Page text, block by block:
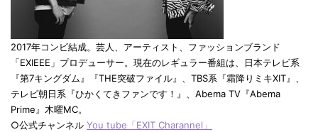
2017年コンビ結成。芸人、アーティスト、ファッションブランド
「EXIEEE」プロデューサー。現在のレギュラー番組は、日本テレビ系
『第7キングダム』『THE突破ファイル』、TBS系『霜降りミキXIT』、
テレビ朝日系『ひかくてきファンです！』、Abema TV『Abema
Prime』木曜MC。
○公式チャンネル You tube「EXIT Charannel」